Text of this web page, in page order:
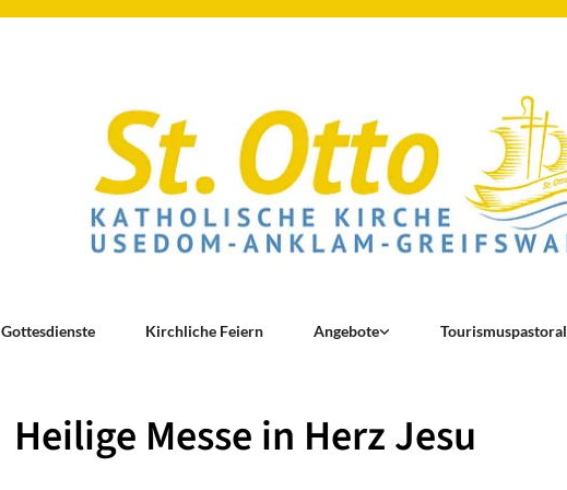
Gottesdienste Kirchliche Feiern Angebote Tourismuspastoral
Heilige Messe in Herz Jesu